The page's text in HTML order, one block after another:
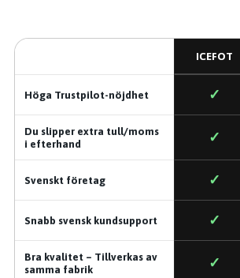
ICEFOT
Höga Trustpilot-nöjdhet ✓
Du slipper extra tull/moms
i efterhand
✓
Svenskt företag ✓
Snabb svensk kundsupport ✓
Bra kvalitet – Tillverkas av
samma fabrik
✓